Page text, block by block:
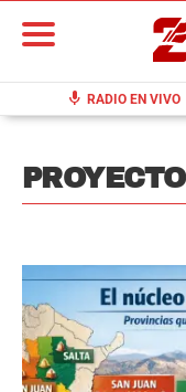
mic RADIO EN VIVO